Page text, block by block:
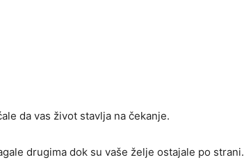
da vas život stavlja na čekanje.
drugima dok su vaše želje ostajale po strani.